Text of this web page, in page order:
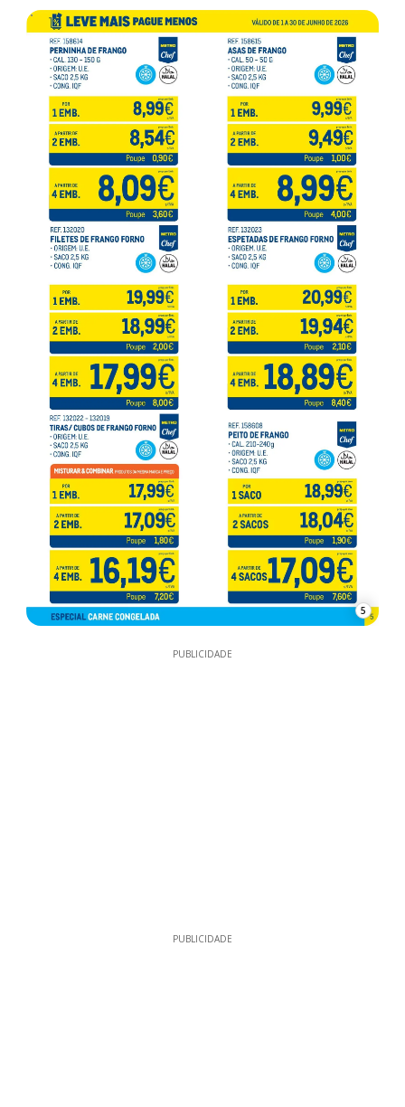
5
PUBLICIDADE
PUBLICIDADE